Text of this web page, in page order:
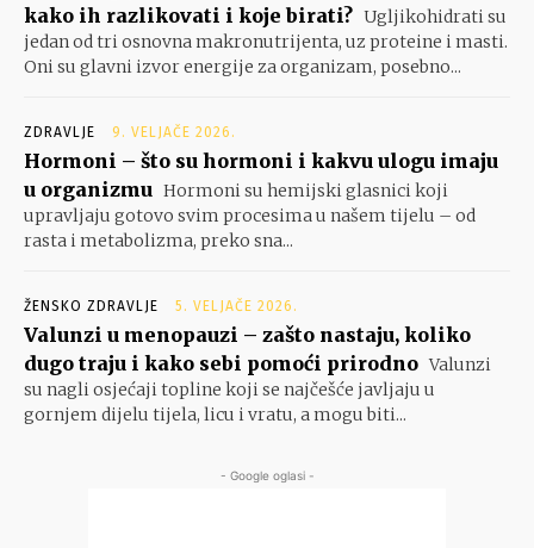
kako ih razlikovati i koje birati? Ugljikohidrati su
jedan od tri osnovna makronutrijenta, uz proteine i masti.
Oni su glavni izvor energije za organizam, posebno...
ZDRAVLJE 9. VELJAČE 2026.
Hormoni – što su hormoni i kakvu ulogu imaju
u organizmu Hormoni su hemijski glasnici koji
upravljaju gotovo svim procesima u našem tijelu – od
rasta i metabolizma, preko sna...
ŽENSKO ZDRAVLJE 5. VELJAČE 2026.
Valunzi u menopauzi – zašto nastaju, koliko
dugo traju i kako sebi pomoći prirodno Valunzi
su nagli osjećaji topline koji se najčešće javljaju u
gornjem dijelu tijela, licu i vratu, a mogu biti...
- Google oglasi -